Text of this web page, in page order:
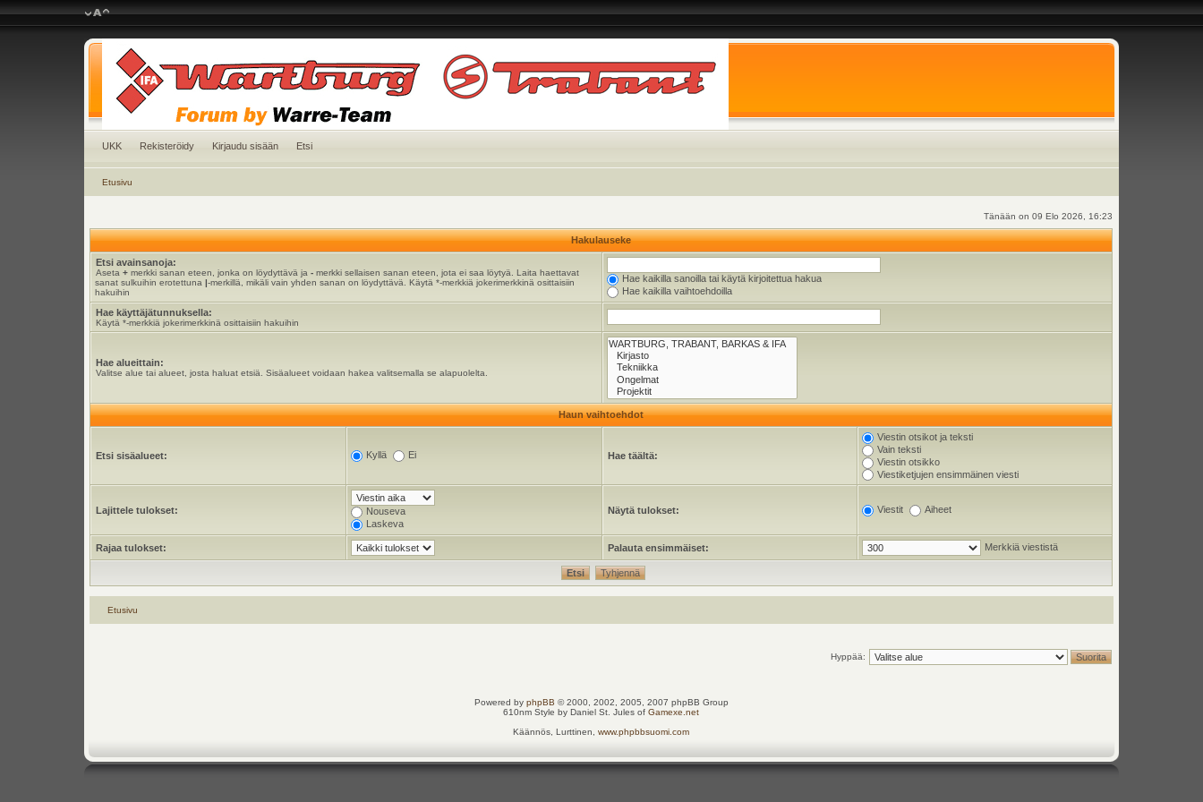
UKK Rekisteröidy Kirjaudu sisään Etsi
Etusivu
Tänään on 09 Elo 2026, 16:23
Hakulauseke
Etsi avainsanoja:
Aseta+ merkki sanan eteen, jonka on löydyttävä ja- merkki sellaisen sanan eteen, jota ei saa löytyä. Laita haettavat
sanat sulkuihin erotettuna|-merkillä, mikäli vain yhden sanan on löydyttävä. Käytä *-merkkiä jokerimerkkinä osittaisiin
hakuihin
Hae kaikilla sanoilla tai käytä kirjoitettua hakua
Hae kaikilla vaihtoehdoilla
Hae käyttäjätunnuksella:
Käytä *-merkkiä jokerimerkkinä osittaisiin hakuihin
Hae alueittain:
Valitse alue tai alueet, josta haluat etsiä. Sisäalueet voidaan hakea valitsemalla se alapuolelta.
Haun vaihtoehdot
Etsi sisäalueet: Kyllä Ei Hae täältä:
Viestin otsikot ja teksti
Vain teksti
Viestin otsikko
Viestiketjujen ensimmäinen viesti
Lajittele tulokset:
Nouseva
Laskeva
Näytä tulokset: Viestit Aiheet
Rajaa tulokset: Palauta ensimmäiset: Merkkiä viestistä
Etusivu
Hyppää:
Powered by phpBB © 2000, 2002, 2005, 2007 phpBB Group
610nm Style by Daniel St. Jules ofGamexe.net
Käännös, Lurttinen,www.phpbbsuomi.com